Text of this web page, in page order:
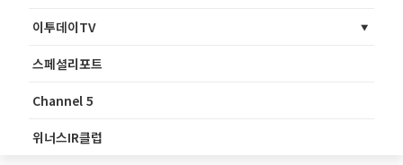
이투데이TV
스페셜리포트
Channel 5
위너스IR클럽